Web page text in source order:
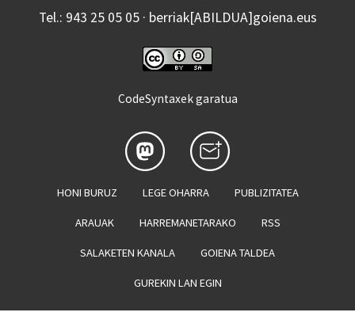
Tel.: 943 25 05 05 · berriak[ABILDUA]goiena.eus
CodeSyntaxek garatua
HONI BURUZ LEGE OHARRA PUBLIZITATEA
ARAUAK HARREMANETARAKO RSS
SALAKETEN KANALA GOIENA TALDEA
GUREKIN LAN EGIN